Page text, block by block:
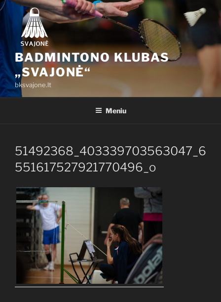
Eiti
prie
turinio
BADMINTONO KLUBAS
„SVAJONĖ“
bksvajone.lt
Meniu
51492368_403339703563047_6
551617527921770496_o